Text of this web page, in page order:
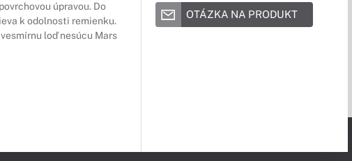
úpravou. Do
k odolnosti remienku.
loď nesúcu Mars
OTÁZKA NA PRODUKT